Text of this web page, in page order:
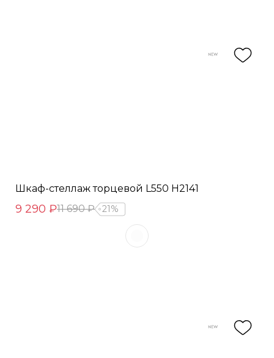
Шкаф-стеллаж торцевой L550 Н2141
9 290 ₽11 690 ₽ 21%